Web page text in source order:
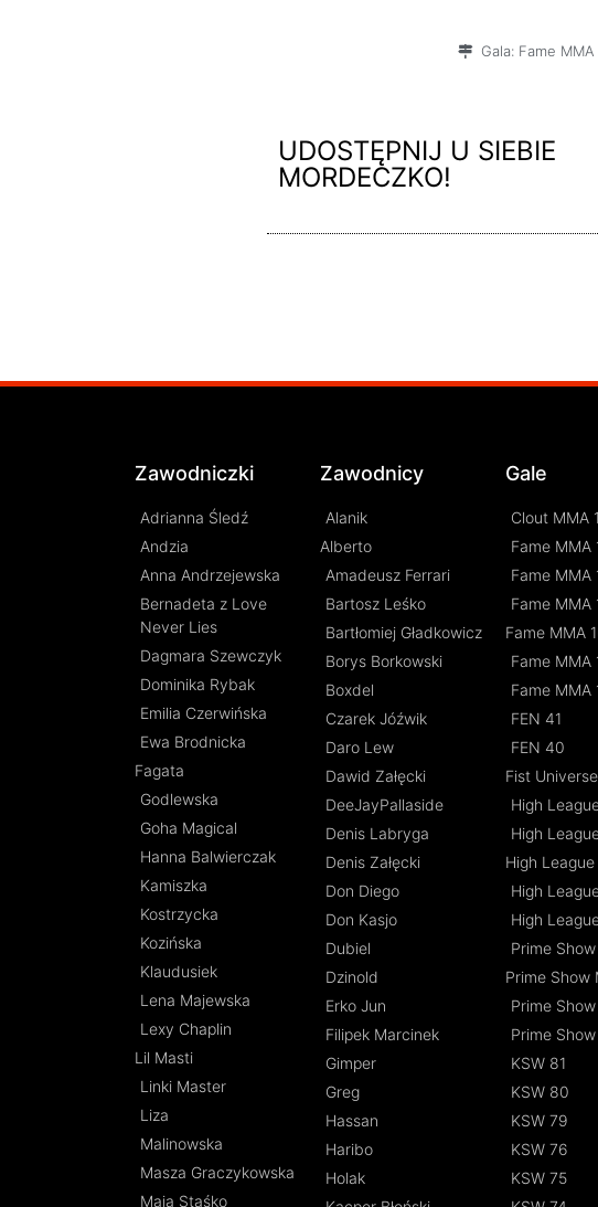
Gala: Fame MMA
UDOSTĘPNIJ U SIEBIE
MORDECZKO!
Zawodniczki
Adrianna Śledź
Andzia
Anna Andrzejewska
Bernadeta z Love
Never Lies
Dagmara Szewczyk
Dominika Rybak
Emilia Czerwińska
Ewa Brodnicka
Fagata
Godlewska
Goha Magical
Hanna Balwierczak
Kamiszka
Kostrzycka
Kozińska
Klaudusiek
Lena Majewska
Lexy Chaplin
Lil Masti
Linki Master
Liza
Malinowska
Masza Graczykowska
Maja Staśko
Zawodnicy
Alanik
Alberto
Amadeusz Ferrari
Bartosz Leśko
Bartłomiej Gładkowicz
Borys Borkowski
Boxdel
Czarek Jóźwik
Daro Lew
Dawid Załęcki
DeeJayPallaside
Denis Labryga
Denis Załęcki
Don Diego
Don Kasjo
Dubiel
Dzinold
Erko Jun
Filipek Marcinek
Gimper
Greg
Hassan
Haribo
Holak
Gale
Clout MMA 1
Fame MMA
Fame MMA
Fame MMA
Fame MMA
Fame MMA
Fame MMA
FEN 41
FEN 40
Fist
High
High
High League
High
High
Prime
Prime Show
Prime
Prime
KSW 81
KSW 80
KSW 79
KSW 76
KSW 75